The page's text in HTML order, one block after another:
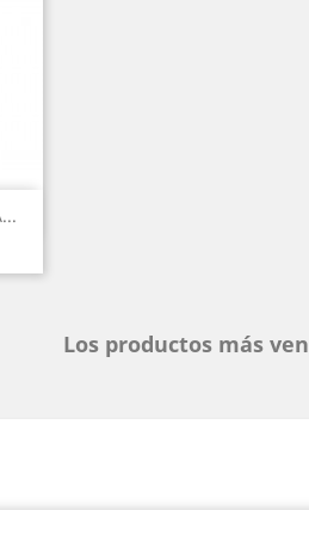
Los productos más